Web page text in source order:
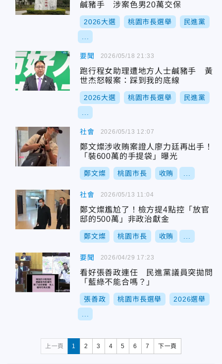
鹹豬手 涉案色男20萬交保
2026大選 桃園市長選舉 民進黨
要聞
跑行程女助理遭地方人士鹹豬手 黃
世杰怒報案：踩到我的底線
2026大選 桃園市長選舉 民進黨
2026/05/18 21:33
社會
鄭文燦涉收賄案證人廖力廷再出手！
「裝600萬的手提袋」曝光
鄭文燦 桃園市長 收賄
2026/05/13 12:07
社會
鄭文燦尷尬了！檢方提4點控「放官
邸的500萬」非政治獻金
鄭文燦 桃園市長 收賄
2026/05/13 11:04
要聞
看好張善政連任 民進黨議員突拋問
「藍綠不能合嗎？」
張善政 桃園市長選舉 2026選舉
2026/04/29 17:23
上一頁 1 2 3 4 5 6 7 下一頁